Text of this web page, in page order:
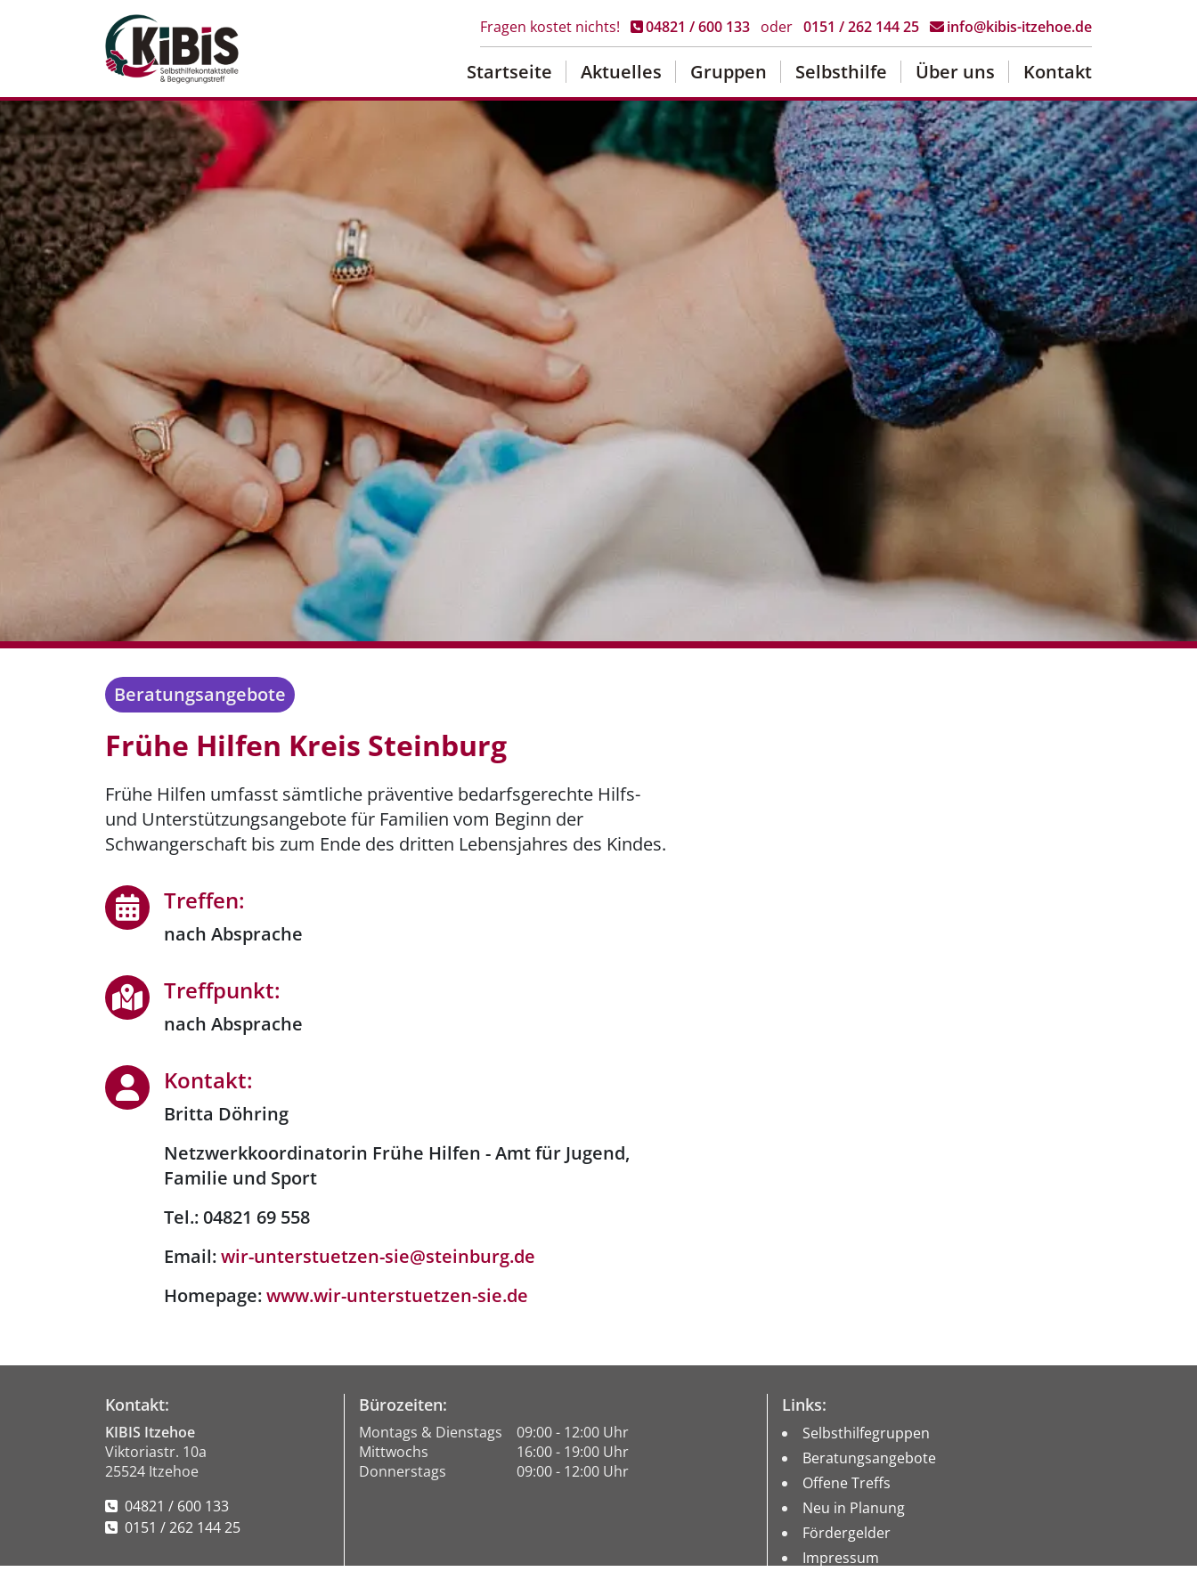
Fragen kostet nichts! 04821 / 600 133 oder 0151 / 262 144 25 info@kibis-itzehoe.de
Startseite Aktuelles Gruppen Selbsthilfe Über uns Kontakt
Beratungsangebote
Frühe Hilfen Kreis Steinburg
Frühe Hilfen umfasst sämtliche präventive bedarfsgerechte Hilfs-
und Unterstützungsangebote für Familien vom Beginn der
Schwangerschaft bis zum Ende des dritten Lebensjahres des Kindes.
Treffen:
nach Absprache
Treffpunkt:
nach Absprache
Kontakt:
Britta Döhring
Netzwerkkoordinatorin Frühe Hilfen - Amt für Jugend,
Familie und Sport
Tel.: 04821 69 558
Email:wir-unterstuetzen-sie@steinburg.de
Homepage:www.wir-unterstuetzen-sie.de
Kontakt:
KIBIS Itzehoe
Viktoriastr. 10a
25524 Itzehoe
04821 / 600 133
0151 / 262 144 25
Bürozeiten:
Montags & Dienstags
09:00 - 12:00 Uhr
Mittwochs
16:00 - 19:00 Uhr
Donnerstags
09:00 - 12:00 Uhr
Links:
Selbsthilfegruppen
Beratungsangebote
Offene Treffs
Neu in Planung
Fördergelder
Impressum